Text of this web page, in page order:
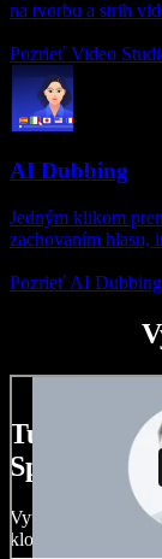
na tvorbu a strih
Pozrieť Video
AI Dubbing
Jedným klikom
zachovaním hlasu,
Pozrieť AI Dubbing
Tu je malá
Speechify
Vytvárajte
klonujte svoj hlas